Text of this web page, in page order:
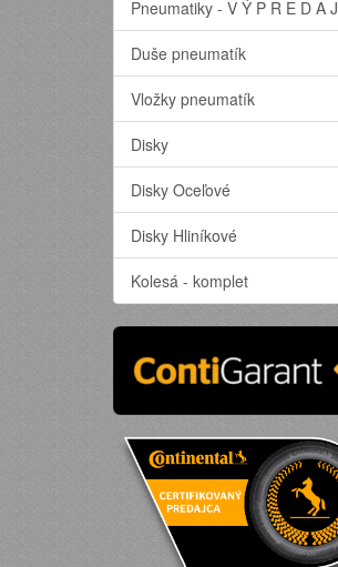
Pneumatiky - V Ý P R E D A J
Duše pneumatík
Vložky pneumatík
Disky
Disky Oceľové
Disky Hliníkové
Kolesá - komplet